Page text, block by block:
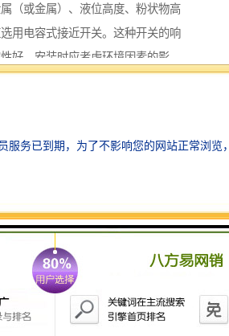
（或金属）、液位高度、粉状物高
用电容式接近开关。这种开关的响
好。安装时应考虑环境因素的影
或者为了区别和它在一同运动的物
物体内时，应选用霍尔接近开关，
传zhen机上，在yancao机械上都被
门通常使用热释电接近开关、
关、微波接近开关。有时为了提高识
种接近开关往往被复合使用。